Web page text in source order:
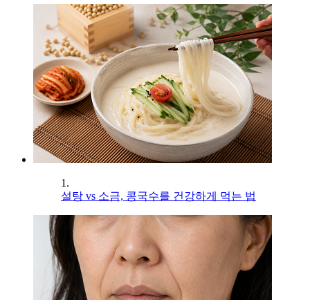
1.
설탕 vs 소금, 콩국수를 건강하게 먹는 법